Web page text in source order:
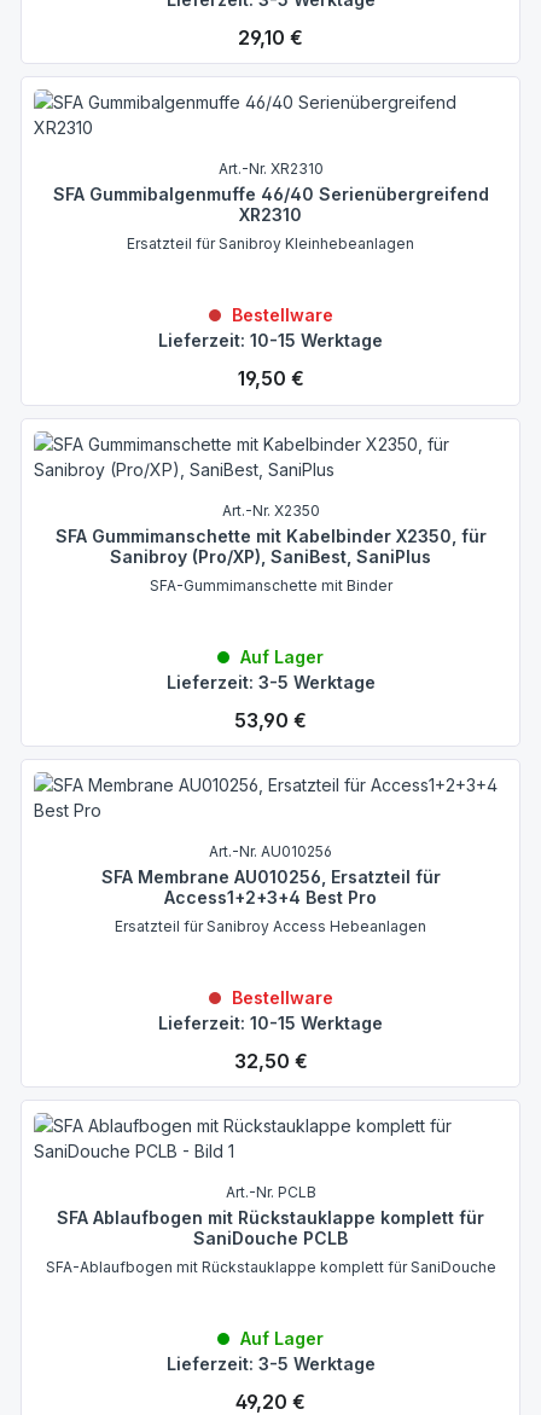
Regulärer Preis:
29,10 €
Art.-Nr. XR2310
SFA Gummibalgenmuffe 46/40 Serienübergreifend
XR2310
Ersatzteil für Sanibroy Kleinhebeanlagen
Bestellware
Lieferzeit: 10-15 Werktage
Regulärer Preis:
19,50 €
Art.-Nr. X2350
SFA Gummimanschette mit Kabelbinder X2350, für
Sanibroy (Pro/XP), SaniBest, SaniPlus
SFA-Gummimanschette mit Binder
Auf Lager
Lieferzeit: 3-5 Werktage
Regulärer Preis:
53,90 €
Art.-Nr. AU010256
SFA Membrane AU010256, Ersatzteil für
Access1+2+3+4 Best Pro
Ersatzteil für Sanibroy Access Hebeanlagen
Bestellware
Lieferzeit: 10-15 Werktage
Regulärer Preis:
32,50 €
Art.-Nr. PCLB
SFA Ablaufbogen mit Rückstauklappe komplett für
SaniDouche PCLB
SFA-Ablaufbogen mit Rückstauklappe komplett für SaniDouche
Auf Lager
Lieferzeit: 3-5 Werktage
Regulärer Preis:
49,20 €